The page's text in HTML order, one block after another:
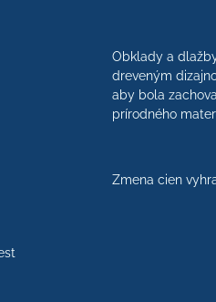
Obklady a
dreveným
aby bola
prírodného
Zmena cien